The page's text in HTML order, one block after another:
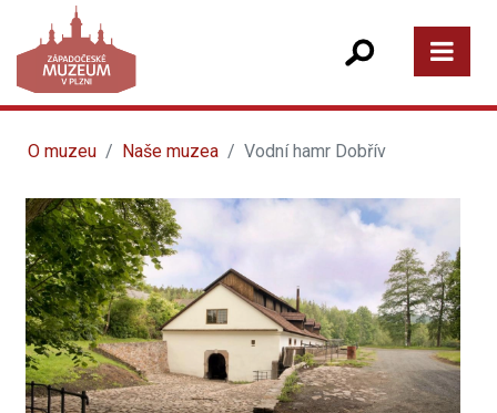
O muzeu Naše muzea Vodní hamr Dobřív